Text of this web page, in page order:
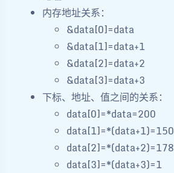
内存地址关系：
&data[0]=data
&data[1]=data+1
&data[2]=data+2
&data[3]=data+3
下标、地址、值之间的关系：
data[0]=*data=200
data[1]=*(data+1)=150
data[2]=*(data+2)=178
data[3]=*(data+3)=1